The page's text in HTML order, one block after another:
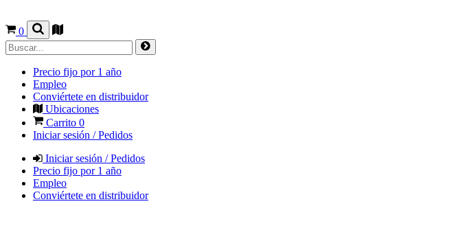
0
Precio fijo por 1 año
Empleo
Conviértete en distribuidor
Ubicaciones
Carrito 0
Iniciar sesión / Pedidos
Iniciar sesión / Pedidos
Precio fijo por 1 año
Empleo
Conviértete en distribuidor